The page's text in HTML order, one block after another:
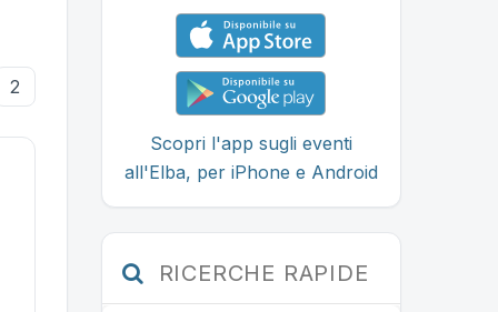
2
Scopri l'app sugli eventi
all'Elba, per iPhone e Android
RICERCHE RAPIDE